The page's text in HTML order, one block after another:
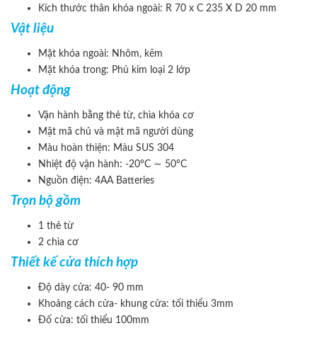
Kích thước thân khóa ngoài: R 70 x C 235 X D 20 mm
Vật liệu
Mặt khóa ngoài: Nhôm, kẽm
Mặt khóa trong: Phủ kim loại 2 lớp
Hoạt động
Vận hành bằng thẻ từ, chìa khóa cơ
Mật mã chủ và mật mã người dùng
Màu hoàn thiện: Màu SUS 304
Nhiệt độ vận hành: -20°C ∼ 50°C
Nguồn điện: 4AA Batteries
Trọn bộ gồm
1 thẻ từ
2 chìa cơ
Thiết kế cửa thích hợp
Độ dày cửa: 40- 90 mm
Khoảng cách cửa- khung cửa: tối thiểu 3mm
Đố cửa: tối thiểu 100mm